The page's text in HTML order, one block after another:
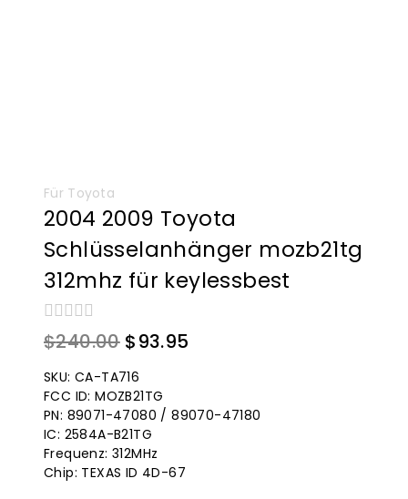
Für Toyota
2004 2009 Toyota
Schlüsselanhänger mozb21tg
312mhz für keylessbest
0
von
$240.00 Der
Originalpreis
war:
$240.00.
$93.95
ist:
SKU: CA-TA716
FCC ID: MOZB21TG
PN: 89071-47080 / 89070-47180
IC: 2584A-B21TG
Frequenz: 312MHz
Chip: TEXAS ID 4D-67